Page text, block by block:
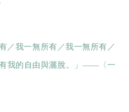
／我一無所有／我一無所有／
我的自由與灑脫。」——〈一